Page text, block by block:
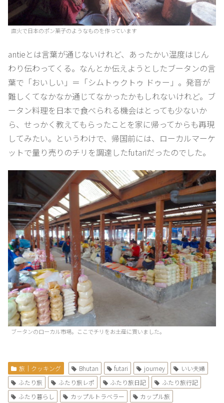
直火で日本のポン菓子のようなものを作っています
antieとは言葉が通じないけれど、あったかい温度はじん
わり伝わってくる。なんとか伝えようとしたブータンの言
葉で「おいしい」＝「シムトゥクトゥ ドゥー」。発音が
難しくてなかなか通じてなかったかもしれないけれど。ブ
ータン料理を日本で食べられる機会はとっても少ないか
ら、せっかく教えてもらったことを家に帰ってからも再現
してみたい。というわけで、帰国前には、ローカルマーケ
ットで量り売りのチリを調達したfutariだったのでした。
ブータンのローカル市場。ここでチリをお土産に買いました。
旅｜クッキング Bhutan futari journey
いい夫婦
ふたり旅
ふたり旅レポ ふたり旅日記
ふたり旅行記
ふたり暮らし
カップルトラベラー
カップル旅